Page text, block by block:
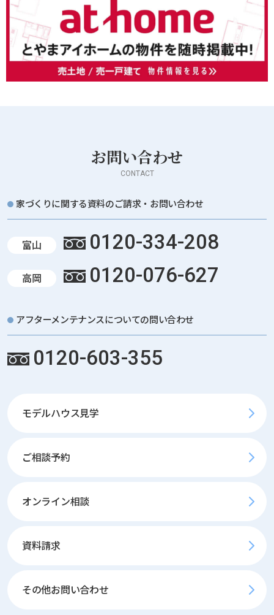
お問い合わせ
CONTACT
家づくりに関する資料のご請求・お問い合わせ
富山 0120-334-208
高岡 0120-076-627
アフターメンテナンスについての問い合わせ
0120-603-355
モデルハウス見学
ご相談予約
オンライン相談
資料請求
その他お問い合わせ